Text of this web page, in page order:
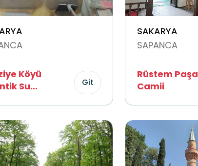
Köyü
Su
Git
SAKARYA
SAPANCA
Rüstem Paşa
Camii